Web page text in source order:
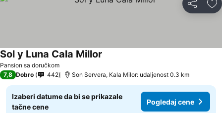
Deli
Pansion sa doručkom
Sol y Luna Cala Millor
7,8 Dobro 442 Son Servera, Kala Milor: udaljenost 0.3 km
Izaberi datume da bi se prikazale
tačne cene
Pogledaj cene